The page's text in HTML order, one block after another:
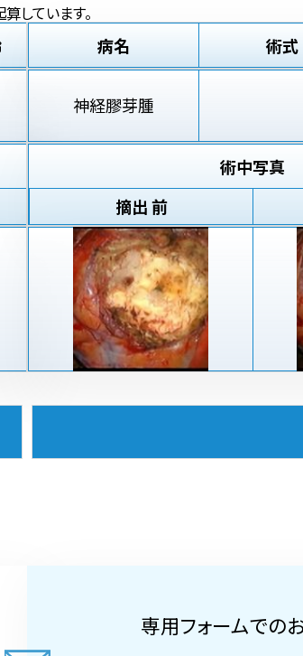
しています。
病名 術式
神経膠芽腫
術中写真
摘出 前
専用フォームでの